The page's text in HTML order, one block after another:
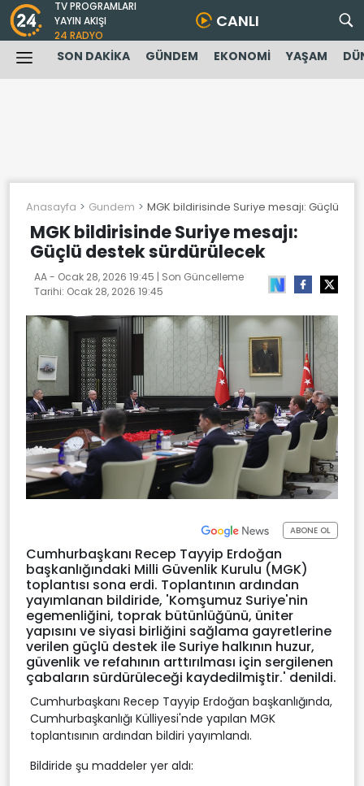
TV PROGRAMLARI
YAYIN AKIŞI
24 RADYO
CANLI
SON DAKİKA GÜNDEM EKONOMİ YAŞAM
Anasayfa Gundem MGK bildirisinde Suriye mesajı: Güçlü
MGK bildirisinde Suriye mesajı:
Güçlü destek sürdürülecek
AA - Ocak 28, 2026 19:45 | Son Güncelleme
Tarihi: Ocak 28, 2026 19:45
ABONE OL
Cumhurbaşkanı Recep Tayyip Erdoğan
başkanlığındaki Milli Güvenlik Kurulu (MGK)
toplantısı sona erdi. Toplantının ardından
yayımlanan bildiride, 'Komşumuz Suriye'nin
egemenliğini, toprak bütünlüğünü, üniter
yapısını ve siyasi birliğini sağlama gayretlerine
verilen güçlü destek ile Suriye halkının huzur,
güvenlik ve refahının arttırılması için sergilenen
çabaların sürdürüleceği kaydedilmiştir.' denildi.
Cumhurbaşkanı Recep Tayyip Erdoğan başkanlığında,
Cumhurbaşkanlığı Külliyesi'nde yapılan MGK
toplantısının ardından bildiri yayımlandı.
Bildiride şu maddeler yer aldı: